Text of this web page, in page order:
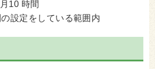
10 時間
設定をしている範囲内